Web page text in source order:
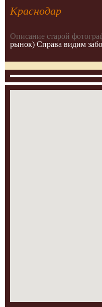
Краснодар
Описание старой
рынок) Справа видим